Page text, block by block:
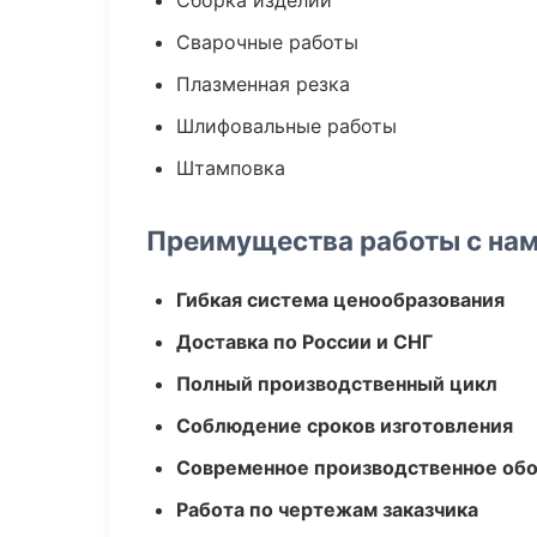
Сварочные работы
Плазменная резка
Шлифовальные работы
Штамповка
Преимущества работы с
Гибкая система ценообразования
Доставка по России и СНГ
Полный производственный цикл
Соблюдение сроков изготовления
Современное производственное
Работа по чертежам заказчика